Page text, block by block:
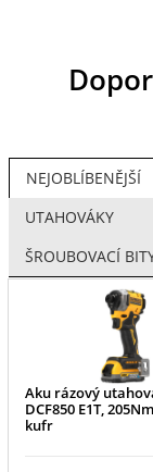
NEJOBLÍBENĚJŠÍ
UTAHOVÁKY
ŠROUBOVACÍ
Aku rázový
DCF850 E1T,
kufr